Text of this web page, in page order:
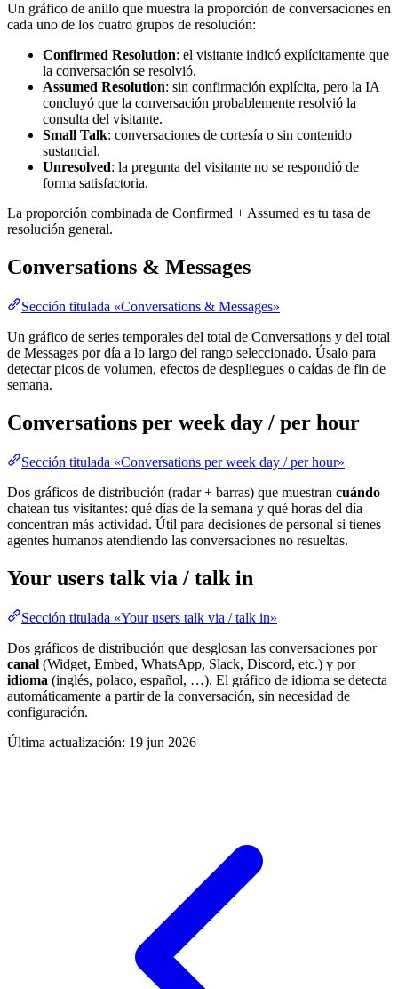
Un gráfico de anillo que muestra la proporción de conversaciones en
cada uno de los cuatro grupos de resolución:
Confirmed Resolution: el visitante indicó explícitamente que
la conversación se resolvió.
Assumed Resolution: sin confirmación explícita, pero la IA
concluyó que la conversación probablemente resolvió la
consulta del visitante.
Small Talk: conversaciones de cortesía o sin contenido
sustancial.
Unresolved: la pregunta del visitante no se respondió de
forma satisfactoria.
La proporción combinada de Confirmed + Assumed es tu tasa de
resolución general.
Conversations & Messages
Sección titulada «Conversations & Messages»
Un gráfico de series temporales del total de Conversations y del total
de Messages por día a lo largo del rango seleccionado. Úsalo para
detectar picos de volumen, efectos de despliegues o caídas de fin de
semana.
Conversations per week day / per hour
Sección titulada «Conversations per week day / per hour»
Dos gráficos de distribución (radar + barras) que muestran cuándo
chatean tus visitantes: qué días de la semana y qué horas del día
concentran más actividad. Útil para decisiones de personal si tienes
agentes humanos atendiendo las conversaciones no resueltas.
Your users talk via / talk in
Sección titulada «Your users talk via / talk in»
Dos gráficos de distribución que desglosan las conversaciones por
canal (Widget, Embed, WhatsApp, Slack, Discord, etc.) y por
idioma (inglés, polaco, español, …). El gráfico de idioma se detecta
automáticamente a partir de la conversación, sin necesidad de
configuración.
Última actualización: 19 jun 2026